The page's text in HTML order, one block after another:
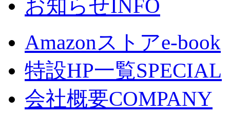
お知らせINFO
Amazonストアe-book
特設HP一覧SPECIAL
会社概要COMPANY